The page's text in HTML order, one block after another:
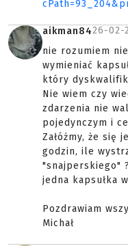
aikman8426-02-
nie rozumiem
wymieniać
który
Nie wiem czy
zdarzenia nie
pojedynczym i
Załóżmy, że się
godzin, ile
"snajperskiego"
jedna kapsułka
Pozdrawiam
Michał